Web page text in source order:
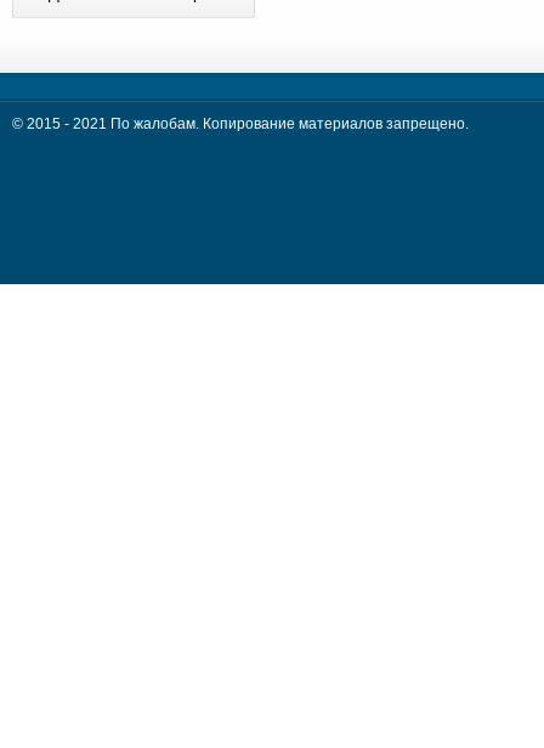
© 2015 - 2021 По жалобам. Копирование материалов запрещено.